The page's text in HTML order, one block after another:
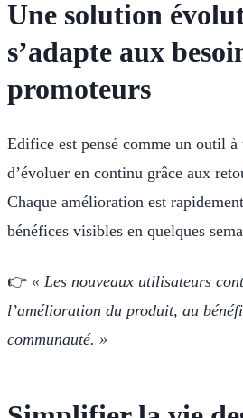
Une solution
s’adapte aux
promoteurs
Edifice est pensé comme un outil
d’évoluer en continu grâce aux
Chaque amélioration est
bénéfices visibles en quelques
👉 « Les nouveaux utilisateurs
l’amélioration du produit, au
communauté. »